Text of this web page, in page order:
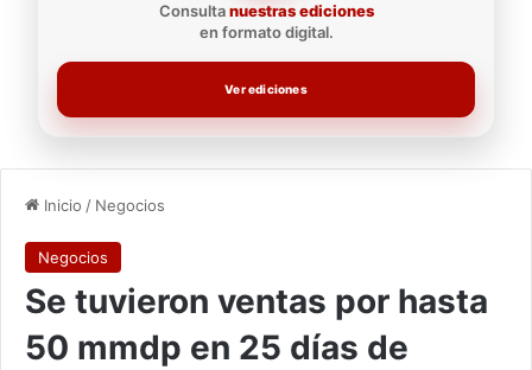
Consultanuestras ediciones
en formato digital.
Ver ediciones
Inicio / Negocios
Negocios
Se tuvieron ventas por hasta
50 mmdp en 25 días de